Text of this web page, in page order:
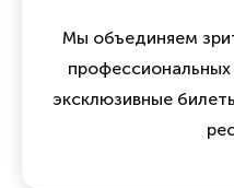
Мы объединяем
эксклюзивные